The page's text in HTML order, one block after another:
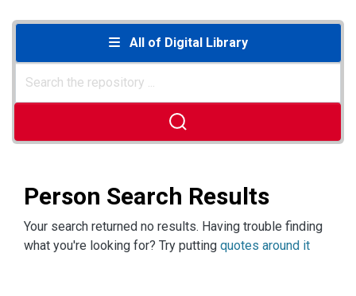
All of Digital Library
Person Search Results
Your search returned no results. Having trouble finding
what you're looking for? Try putting quotes around it